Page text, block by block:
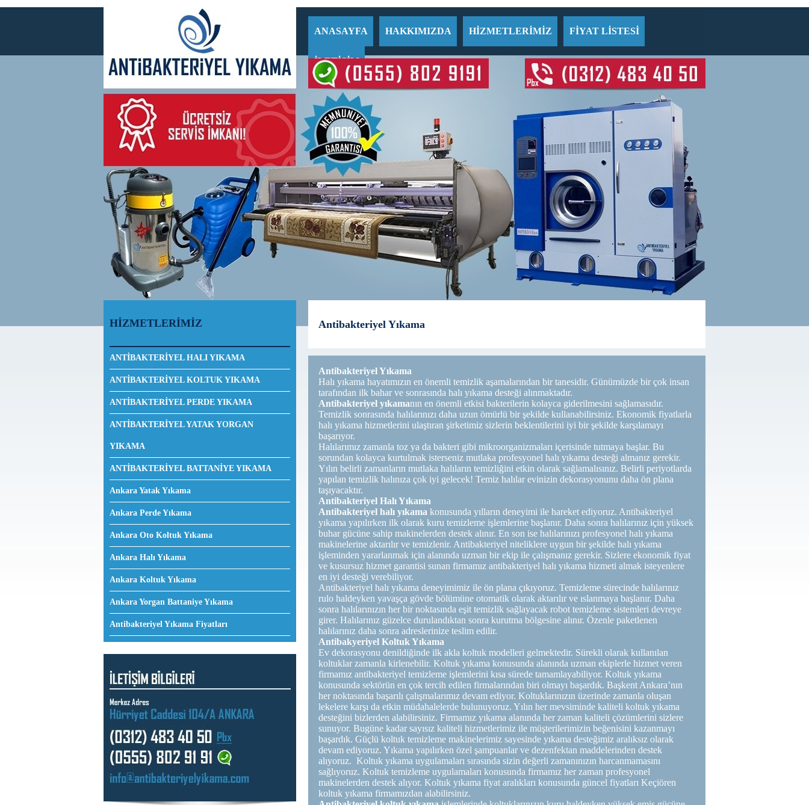
ANASAYFA HAKKIMIZDA HİZMETLERİMİZ FİYAT LİSTESİ
İLETİŞİM
Antibakteriyel Yıkama
Antibakteriyel Yıkama
Halı yıkama hayatımızın en önemli temizlik aşamalarından bir tanesidir. Günümüzde bir çok insan
tarafından ilk bahar ve sonrasında halı yıkama desteği alınmaktadır.
Antibakteriyel yıkamanın en önemli etkisi bakterilerin kolayca giderilmesini sağlamasıdır.
Temizlik sonrasında halılarınızı daha uzun ömürlü bir şekilde kullanabilirsiniz. Ekonomik fiyatlarla
halı yıkama hizmetlerini ulaştıran şirketimiz sizlerin beklentilerini iyi bir şekilde karşılamayı
başarıyor.
Halılarımız zamanla toz ya da bakteri gibi mikroorganizmaları içerisinde tutmaya başlar. Bu
sorundan kolayca kurtulmak isterseniz mutlaka profesyonel halı yıkama desteği almanız gerekir.
Yılın belirli zamanların mutlaka halıların temizliğini etkin olarak sağlamalısınız. Belirli periyotlarda
yapılan temizlik halınıza çok iyi gelecek! Temiz halılar evinizin dekorasyonunu daha ön plana
taşıyacaktır.
Antibakteriyel Halı Yıkama
Antibakteriyel halı yıkama konusunda yılların deneyimi ile hareket ediyoruz. Antibakteriyel
yıkama yapılırken ilk olarak kuru temizleme işlemlerine başlanır. Daha sonra halılarınız için yüksek
buhar gücüne sahip makinelerden destek alınır. En son ise halılarınızı profesyonel halı yıkama
makinelerine aktarılır ve temizlenir. Antibakteriyel niteliklere uygun bir şekilde halı yıkama
işleminden yararlanmak için alanında uzman bir ekip ile çalışmanız gerekir. Sizlere ekonomik fiyat
ve kusursuz hizmet garantisi sunan firmamız antibakteriyel halı yıkama hizmeti almak isteyenlere
en iyi desteği verebiliyor.
Antibakteriyel halı yıkama deneyimimiz ile ön plana çıkıyoruz. Temizleme sürecinde halılarınız
rulo haldeyken yavaşça gövde bölümüne otomatik olarak aktarılır ve ıslanmaya başlanır. Daha
sonra halılarınızın her bir noktasında eşit temizlik sağlayacak robot temizleme sistemleri devreye
girer. Halılarınız güzelce durulandıktan sonra kurutma bölgesine alınır. Özenle paketlenen
halılarınız daha sonra adreslerinize teslim edilir.
Antibakyeriyel Koltuk Yıkama
Ev dekorasyonu denildiğinde ilk akla koltuk modelleri gelmektedir. Sürekli olarak kullanılan
koltuklar zamanla kirlenebilir. Koltuk yıkama konusunda alanında uzman ekiplerle hizmet veren
firmamız antibakteriyel temizleme işlemlerini kısa sürede tamamlayabiliyor. Koltuk yıkama
konusunda sektörün en çok tercih edilen firmalarından biri olmayı başardık. Başkent Ankara’nın
her noktasında başarılı çalışmalarımız devam ediyor. Koltuklarınızın üzerinde zamanla oluşan
lekelere karşı da etkin müdahalelerde bulunuyoruz. Yılın her mevsiminde kaliteli koltuk yıkama
desteğini bizlerden alabilirsiniz. Firmamız yıkama alanında her zaman kaliteli çözümlerini sizlere
sunuyor. Bugüne kadar sayısız kaliteli hizmetlerimiz ile müşterilerimizin beğenisini kazanmayı
başardık. Güçlü koltuk temizleme makinelerimiz sayesinde yıkama desteğimiz aralıksız olarak
devam ediyoruz. Yıkama yapılırken özel şampuanlar ve dezenfektan maddelerinden destek
alıyoruz. Koltuk yıkama uygulamaları sırasında sizin değerli zamanınızın harcanmamasını
sağlıyoruz. Koltuk temizleme uygulamaları konusunda firmamız her zaman profesyonel
makinelerden destek alıyor. Koltuk yıkama fiyat aralıkları konusunda güncel fiyatları Keçiören
koltuk yıkama firmamızdan alabilirsiniz.
HİZMETLERİMİZ
ANTİBAKTERİYEL HALI YIKAMA
ANTİBAKTERİYEL KOLTUK YIKAMA
ANTİBAKTERİYEL PERDE YIKAMA
ANTİBAKTERİYEL YATAK YORGAN
YIKAMA
ANTİBAKTERİYEL BATTANİYE YIKAMA
Ankara Yatak Yıkama
Ankara Perde Yıkama
Ankara Oto Koltuk Yıkama
​Ankara Halı Yıkama
Ankara Koltuk Yıkama
Ankara Yorgan Battaniye Yıkama
Antibakteriyel Yıkama Fiyatları